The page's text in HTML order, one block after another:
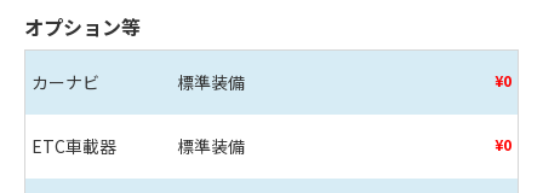
オプション等
カーナビ 標準装備 ¥0
ETC車載器 標準装備 ¥0